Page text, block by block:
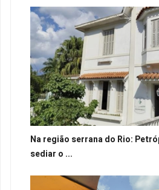
Na região serrana do Rio:
sediar o ...